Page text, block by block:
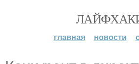
главная новости